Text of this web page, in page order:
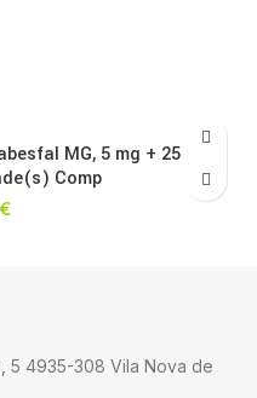
MG, 5 mg + 25 mg
Comp
€
5 4935-308 Vila Nova de